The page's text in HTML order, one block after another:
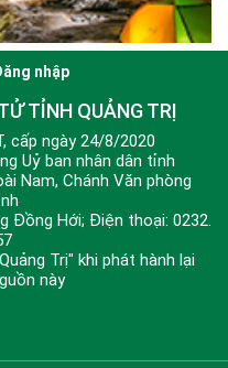
nhập
TỈNH QUẢNG TRỊ
cấp ngày 24/8/2020
Uỷ ban nhân dân tỉnh
Nam, Chánh Văn phòng
Đồng Hới; Điện thoại: 0232.
Trị" khi phát hành lại
này